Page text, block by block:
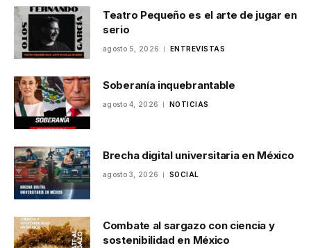
Teatro Pequeño es el arte de jugar en
serio
agosto 5, 2026 ENTREVISTAS
Soberanía inquebrantable
agosto 4, 2026 NOTICIAS
Brecha digital universitaria en México
agosto 3, 2026 SOCIAL
Combate al sargazo con ciencia y
sostenibilidad en México